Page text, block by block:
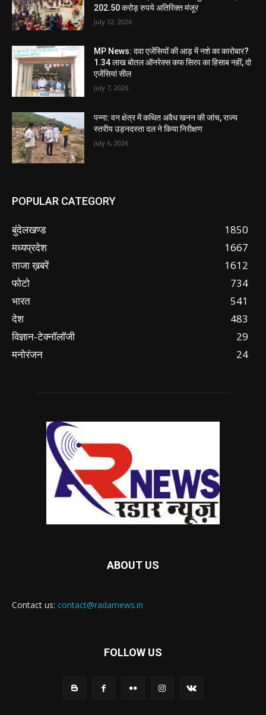
202.50 करोड़ रुपये अतिरिक्त मंजूर
July 12, 2026
MP News: दवा एजेंसियों की आड़ में नशे का कारोबार?
1.34 लाख बोतल ऑनरेक्स कफ सिरप का हिसाब नहीं, दो
एजेंसियां सील
July 7, 2026
पन्ना: वन क्षेत्र में कथित अवैध खनन की जांच, राज्य
स्तरीय उड़नदस्ता दल ने किया निरीक्षण
July 6, 2026
POPULAR CATEGORY
बुंदेलखण्ड
1850
मध्यप्रदेश
1667
ताजा ख़बरें
1612
फोटो
734
भारत
541
देश
483
विज्ञान-टेक्नॉलॉजी
29
मनोरंजन
24
ABOUT US
Contact us: contact@radarnews.in
FOLLOW US